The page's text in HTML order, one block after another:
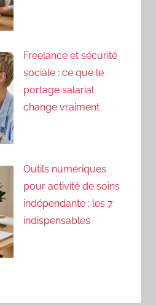
Freelance et sécurité
sociale : ce que le
portage salarial
change vraiment
Outils numériques
pour activité de soins
indépendante : les 7
indispensables